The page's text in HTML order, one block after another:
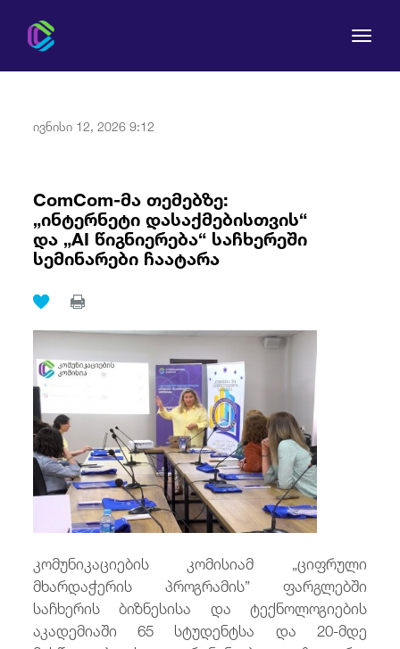
მომხმარებლის უფლებები
რეგულირება
Eng / ქარ fb in you
ივნისი 12, 2026 9:12
ComCom-მა თემებზე:
„ინტერნეტი დასაქმებისთვის“
და „AI წიგნიერება“ საჩხერეში
სემინარები ჩაატარა
კომუნიკაციების კომისიამ „ციფრული
მხარდაჭერის პროგრამის” ფარგლებში
საჩხერის ბიზნესისა და ტექნოლოგიების
აკადემიაში 65 სტუდენტსა და 20-მდე